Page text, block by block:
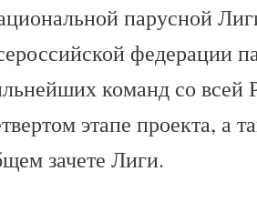
парусной
федерации
команд со всей
этапе проекта, а
зачете Лиги.